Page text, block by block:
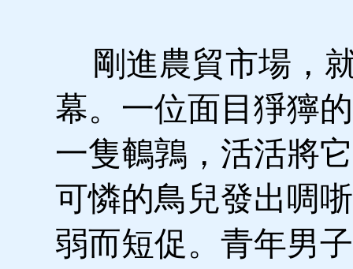
剛進農貿市場，
幕。一位面目猙獰
一隻鵪鶉，活活將
可憐的鳥兒發出啁
弱而短促。青年男